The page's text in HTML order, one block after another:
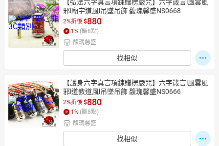
【弘法六字真言項鍊贈楞嚴咒】六字箴言l風雲風
邪l廟宇道風l吊墜吊飾 馥瑰馨盛NS0668
2%折後$880
1 % (賺8點)
馥瑰馨盛
找相似
【護身六字真言項鍊贈楞嚴咒】六字箴言l風雲風
邪l道教道風l吊墜吊飾 馥瑰馨盛NS0666
2%折後$880
1 % (賺8點)
馥瑰馨盛
找相似